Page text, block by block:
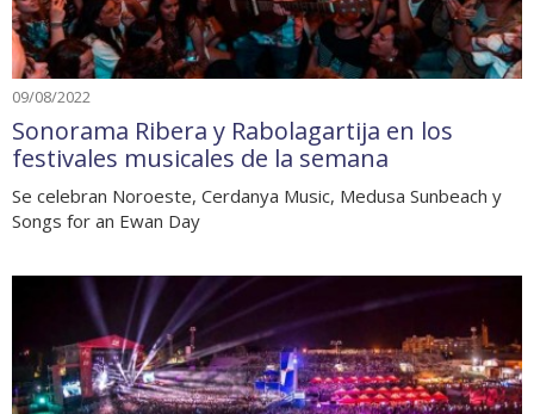
09/08/2022
Sonorama Ribera y Rabolagartija en los
festivales musicales de la semana
Se celebran Noroeste, Cerdanya Music, Medusa Sunbeach y
Songs for an Ewan Day